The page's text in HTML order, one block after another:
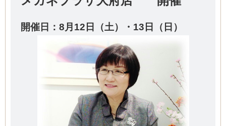
開催日：8月12日（土）・13日（日）